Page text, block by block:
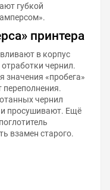
губкой
принтера
в корпус
чернил.
значения «пробега»
переполнения.
чернил
просушивают. Ещё
взамен старого.